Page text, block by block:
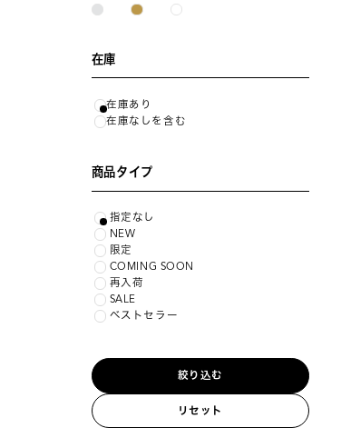
在庫
在庫あり
在庫なしを含む
商品タイプ
指定なし
NEW
限定
COMING SOON
再入荷
SALE
ベストセラー
絞り込む
リセット